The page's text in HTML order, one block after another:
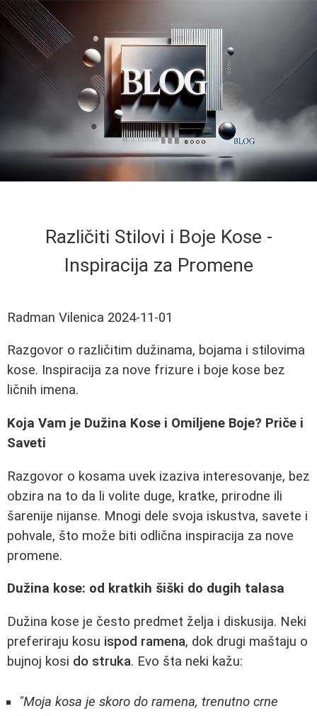
Različiti Stilovi i Boje Kose -
Inspiracija za Promene
Radman Vilenica 2024-11-01
Razgovor o različitim dužinama, bojama i stilovima
kose. Inspiracija za nove frizure i boje kose bez
ličnih imena.
Koja Vam je Dužina Kose i Omiljene Boje? Priče i
Saveti
Razgovor o kosama uvek izaziva interesovanje, bez
obzira na to da li volite duge, kratke, prirodne ili
šarenije nijanse. Mnogi dele svoja iskustva, savete i
pohvale, što može biti odlična inspiracija za nove
promene.
Dužina kose: od kratkih šiški do dugih talasa
Dužina kose je često predmet želja i diskusija. Neki
preferiraju kosu ispod ramena, dok drugi maštaju o
bujnoj kosi do struka. Evo šta neki kažu:
"Moja kosa je skoro do ramena, trenutno crne